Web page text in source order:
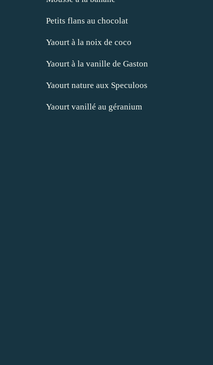
Petits flans au chocolat
Yaourt à la noix de coco
Yaourt à la vanille de Gaston
Yaourt nature aux Speculoos
Yaourt vanillé au géranium